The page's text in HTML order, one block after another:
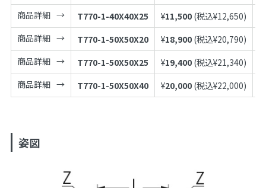
商品詳細
T770-1-40X40X25 ¥11,500 (税込¥12,650)
商品詳細
T770-1-50X50X20 ¥18,900 (税込¥20,790)
商品詳細
T770-1-50X50X25 ¥19,400 (税込¥21,340)
商品詳細
T770-1-50X50X40 ¥20,000 (税込¥22,000)
姿図